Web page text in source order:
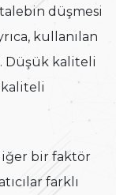
düşmesi
kullanılan
Düşük kaliteli
bir faktör
farklı